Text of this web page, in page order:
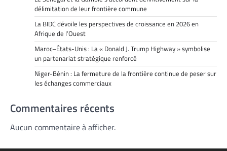
délimitation de leur frontière commune
La BIDC dévoile les perspectives de croissance en 2026 en
Afrique de l’Ouest
Maroc–États-Unis : La « Donald J. Trump Highway » symbolise
un partenariat stratégique renforcé
Niger-Bénin : La fermeture de la frontière continue de peser sur
les échanges commerciaux
Commentaires récents
Aucun commentaire à afficher.